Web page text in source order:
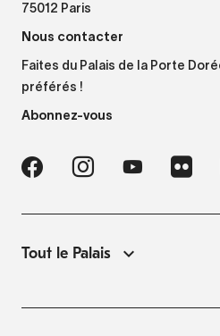
75012 Paris
Nous contacter
Faites du Palais de la Porte
préférés !
Abonnez-vous
Tout le Palais